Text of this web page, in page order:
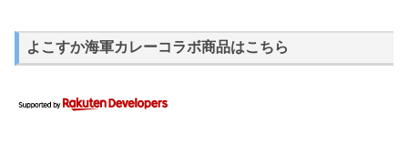
よこすか海軍カレーコラボ商品はこちら